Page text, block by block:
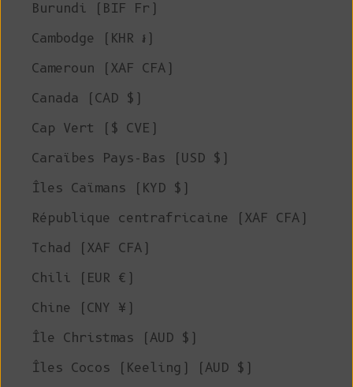
Burundi (BIF Fr)
Cambodge (KHR ៛)
Cameroun (XAF CFA)
Canada (CAD $)
Cap Vert ($ CVE)
Caraïbes Pays-Bas (USD $)
Îles Caïmans (KYD $)
République centrafricaine (XAF CFA)
Tchad (XAF CFA)
Chili (EUR €)
Chine (CNY ¥)
Île Christmas (AUD $)
Îles Cocos (Keeling) (AUD $)